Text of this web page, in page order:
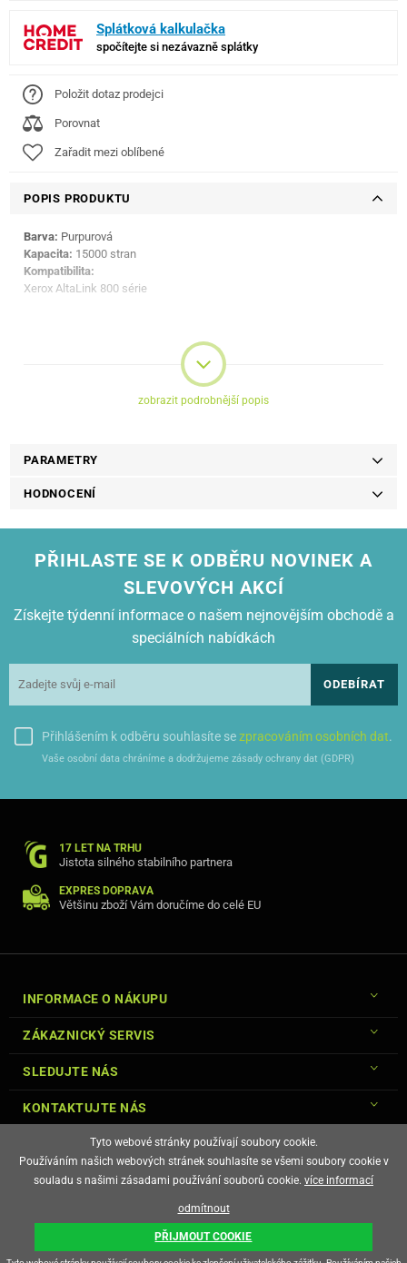
Splátková kalkulačka
spočítejte si nezávazně splátky
Položit dotaz prodejci
Porovnat
Zařadit mezi oblíbené
POPIS PRODUKTU
Barva: Purpurová
Kapacita: 15000 stran
Kompatibilita:
Xerox AltaLink 800 série
zobrazit podrobnější popis
PARAMETRY
HODNOCENÍ
PŘIHLASTE SE K ODBĚRU NOVINEK A
SLEVOVÝCH AKCÍ
Získejte týdenní informace o našem nejnovějším obchodě a
speciálních nabídkách
ODEBÍRAT
Přihlášením k odběru souhlasíte sezpracováním osobních dat.
Vaše osobní data chráníme a dodržujeme zásady ochrany dat (GDPR)
17 LET NA TRHU
Jistota silného stabilního partnera
EXPRES DOPRAVA
Většinu zboží Vám doručíme do celé EU
INFORMACE O NÁKUPU
ZÁKAZNICKÝ SERVIS
SLEDUJTE NÁS
KONTAKTUJTE NÁS
E-shop vytvořila
Tyto webové stránky používají soubory cookie.
Používáním našich webových stránek souhlasíte se všemi soubory cookie v
souladu s našimi zásadami používání souborů cookie. více informací
odmítnout
PŘIJMOUT COOKIE